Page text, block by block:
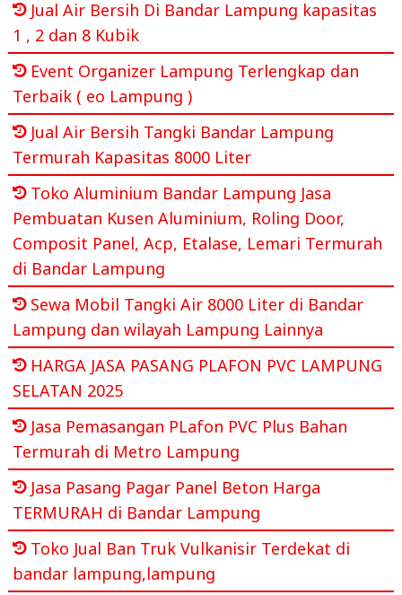
Jual Air Bersih Di Bandar Lampung kapasitas
1 , 2 dan 8 Kubik
Event Organizer Lampung Terlengkap dan
Terbaik ( eo Lampung )
Jual Air Bersih Tangki Bandar Lampung
Termurah Kapasitas 8000 Liter
Toko Aluminium Bandar Lampung Jasa
Pembuatan Kusen Aluminium, Roling Door,
Composit Panel, Acp, Etalase, Lemari Termurah
di Bandar Lampung
Sewa Mobil Tangki Air 8000 Liter di Bandar
Lampung dan wilayah Lampung Lainnya
HARGA JASA PASANG PLAFON PVC LAMPUNG
SELATAN 2025
Jasa Pemasangan PLafon PVC Plus Bahan
Termurah di Metro Lampung
Jasa Pasang Pagar Panel Beton Harga
TERMURAH di Bandar Lampung
Toko Jual Ban Truk Vulkanisir Terdekat di
bandar lampung,lampung